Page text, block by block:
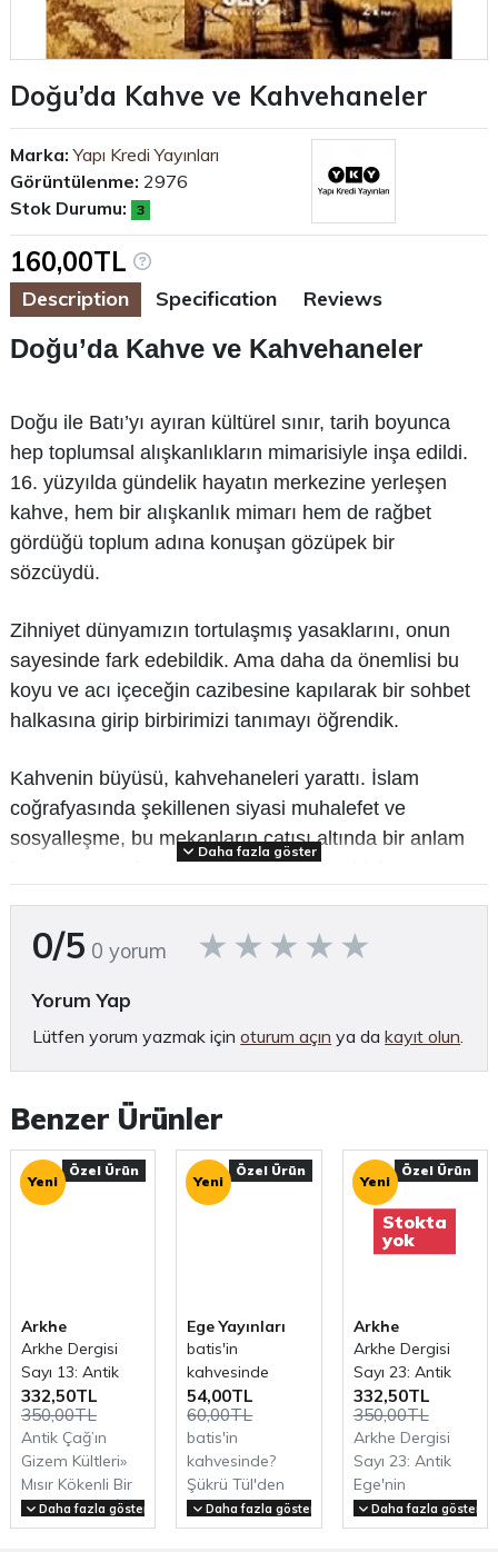
Doğu’da Kahve ve Kahvehaneler
Description Specification Reviews
Doğu’da Kahve ve Kahvehaneler
Doğu ile Batı’yı ayıran kültürel sınır, tarih boyunca
hep toplumsal alışkanlıkların mimarisiyle inşa edildi.
16. yüzyılda gündelik hayatın merkezine yerleşen
kahve, hem bir alışkanlık mimarı hem de rağbet
gördüğü toplum adına konuşan gözüpek bir
sözcüydü.
Zihniyet dünyamızın tortulaşmış yasaklarını, onun
sayesinde fark edebildik. Ama daha da önemlisi bu
koyu ve acı içeceğin cazibesine kapılarak bir sohbet
halkasına girip birbirimizi tanımayı öğrendik.
Kahvenin büyüsü, kahvehaneleri yarattı. İslam
coğrafyasında şekillenen siyasi muhalefet ve
sosyalleşme, bu mekanların çatısı altında bir anlam
kazanmış, toplumsal haberleşmeden ahlak
boyunca bu mekanların varlığı önemini hep
korumuştur.
Kahvehaneler, Doğu’nun ruhunu arayanlar için
öncelikli bir gözlem alanıdır. Doğu’da Kahve ve
Kahvehaneler, bu alana farklı açılardan yaklaşan
tarihçi, sosyolog ve etnologların İstanbul, Selanik,
Kahire, Şam, Halep, Tahran ve Cezayir’i kuşatan
toplumsal coğrafya üzerindeki araştırmalarını bir
araya getiriyor.
Arkhe Kitap
bölümlerini ziyaret etmeyi unutmayın.
Daha fazla göster
Marka: Yapı Kredi Yayınları
Görüntülenme: 2976
Stok Durumu:
3
160,00TL
0/5 0 yorum
Yorum Yap
Lütfen yorum yazmak içinoturum açın ya dakayıt olun.
Benzer Ürünler
Özel Ürün
Yeni
Arkhe
Arkhe Dergisi
Sayı 13: Antik
Çağ’ın Gizem
Kültleri
332,50TL
350,00TL
Antik Çağ’ın
Gizem Kültleri»
Mısır Kökenli Bir
Gizem Kültü: İsis
Kültü Ali oğuz
Daha fazla göster
Özel Ürün
Yeni
Ege Yayınları
batis'in
kahvesinde
54,00TL
60,00TL
batis'in
kahvesinde?
Şükrü Tül'den
şiirler ve
desenler..Kim
Daha fazla göster
Özel Ürün
Yeni
Stokta
yok
Arkhe
Arkhe Dergisi
Sayı 23: Antik
Ege'nin
Unutulmuş
Yurdu AİOLİS
332,50TL
350,00TL
Arkhe Dergisi
Sayı 23: Antik
Ege'nin
Unutulmuş
Yurdu
Daha fazla göster